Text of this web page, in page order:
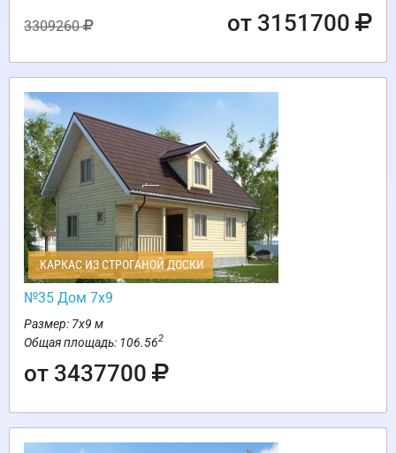
3309260 от 3151700
КАРКАС ИЗ СТРОГАНОЙ ДОСКИ
№35 Дом 7х9
Размер: 7х9 м
Общая площадь: 106.562
от 3437700